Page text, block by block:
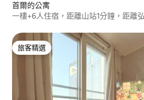
首爾的公寓
一樓+6人住宿，距離山站1分鐘，距離
旅客精選
旅客精選